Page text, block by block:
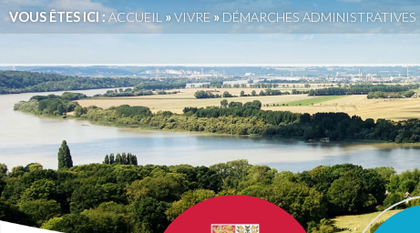
VOUS ÊTES ICI : ACCUEIL »VIVRE » DÉMARCHES ADMINISTRATIVES